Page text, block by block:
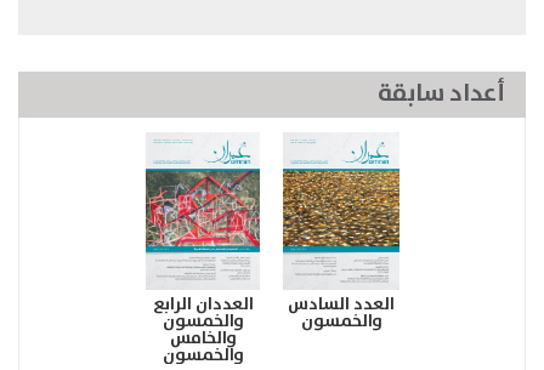
أعداد سابقة
العدد السادس
والخمسون
العددان الرابع
والخمسون
والخامس
والخمسون